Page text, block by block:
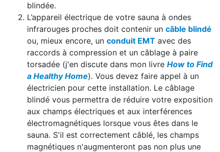
blindée.
L’appareil électrique de votre sauna à ondes
infrarouges proches doit contenir un câble blindé
ou, mieux encore, un conduit EMT avec des
raccords à compression et un câblage à paire
torsadée (j'en discute dans mon livre How to Find
a Healthy Home). Vous devez faire appel à un
électricien pour cette installation. Le câblage
blindé vous permettra de réduire votre exposition
aux champs électriques et aux interférences
électromagnétiques lorsque vous êtes dans le
sauna. S'il est correctement câblé, les champs
magnétiques n'augmenteront pas non plus une